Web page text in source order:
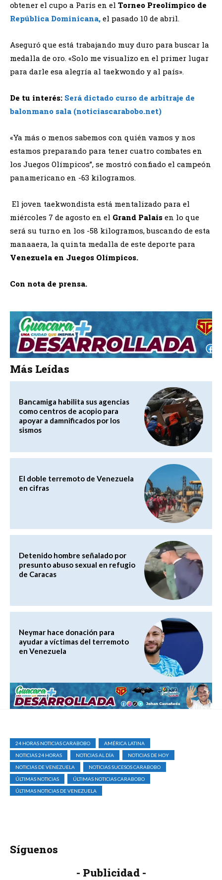
obtener el cupo a París en el Torneo Preolímpico de
República Dominicana, el pasado 10 de abril.
Aseguró que está trabajando muy duro para buscar la
medalla de oro. «Solo me visualizo en el primer lugar
para darle esa alegría al taekwondo y al país».
De tu interés: Será dictado curso de arbitraje de
balonmano sala (noticiascarabobo.net)
«Ya más o menos sabemos con quién vamos y nos
estamos preparando para tener cuatro combates en
los Juegos Olímpicos”, se mostró confiado el campeón
panamericano en -63 kilogramos.
El joven taekwondista está mentalizado para el
miércoles 7 de agosto en el Grand Palais en lo que
será su turno en los -58 kilogramos, buscando de esta
manaaera, la quinta medalla de este deporte para
Venezuela en Juegos Olímpicos.
Con nota de prensa.
Más Leídas
Bancamiga habilita sus agencias
como centros de acopio para
apoyar a damnificados por los
sismos
El doble terremoto de Venezuela
en cifras
Detenido hombre señalado por
presunto abuso sexual en refugio
de Caracas
Neymar hace donación para
ayudar a víctimas del terremoto
en Venezuela
24 HORAS NOTICIAS CARABOBO
AMÉRICA LATINA
NOTICIAS 24 HORAS
NOTICIAS AL DÍA
NOTICIAS DE HOY
NOTICIAS DE VENEZUELA
NOTICIAS SUCESOS CARABOBO
ÚLTIMAS NOTICIAS
ÚLTIMAS NOTICIAS CARABOBO
ÚLTIMAS NOTICIAS DE VENEZUELA
Síguenos
- Publicidad -